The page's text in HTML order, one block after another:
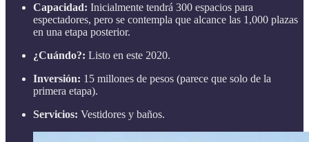
Capacidad: Inicialmente tendrá 300 espacios para
espectadores, pero se contempla que alcance las 1,000 plazas
en una etapa posterior.
¿Cuándo?: Listo en este 2020.
Inversión: 15 millones de pesos (parece que solo de la
primera etapa).
Servicios: Vestidores y baños.